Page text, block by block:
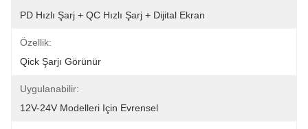
PD Hızlı Şarj + QC Hızlı Şarj + Dijital Ekran
Özellik:
Qick Şarjı Görünür
Uygulanabilir:
12V-24V Modelleri Için Evrensel